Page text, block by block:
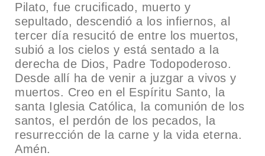
Pilato, fue crucificado, muerto y
sepultado, descendió a los infiernos, al
tercer día resucitó de entre los muertos,
subió a los cielos y está sentado a la
derecha de Dios, Padre Todopoderoso.
Desde allí ha de venir a juzgar a vivos y
muertos. Creo en el Espíritu Santo, la
santa Iglesia Católica, la comunión de los
santos, el perdón de los pecados, la
resurrección de la carne y la vida eterna.
Amén.